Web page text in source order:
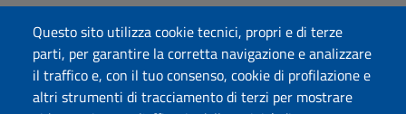
Questo sito utilizza cookie tecnici, propri e di terze
parti, per garantire la corretta navigazione e analizzare
il traffico e, con il tuo consenso, cookie di profilazione e
altri strumenti di tracciamento di terzi per mostrare
Accessibilità
Dichiarazione di accessibilità
Cookie settings
Mappa del sito
Protocollo